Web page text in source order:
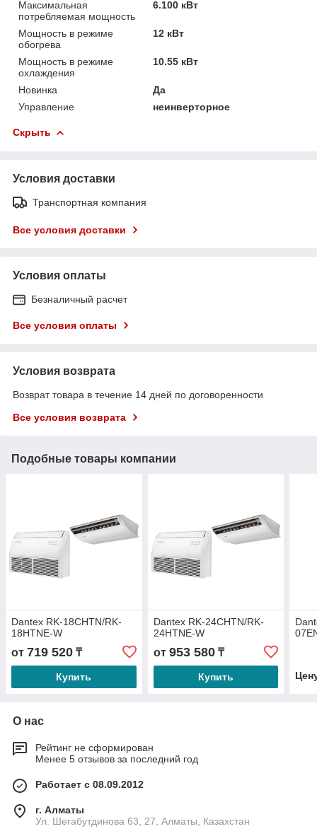
Максимальная
потребляемая мощность
6.100 кВт
Мощность в режиме
обогрева
12 кВт
Мощность в режиме
охлаждения
10.55 кВт
Новинка
Да
Управление
неинверторное
Скрыть
Условия доставки
Транспортная компания
Все условия доставки
Условия оплаты
Безналичный расчет
Все условия оплаты
Условия возврата
Возврат товара в течение 14 дней по договоренности
Все условия возврата
Подобные товары компании
Dantex RK-18CHTN/RK-
18HTNE-W
от 719 520 ₸
Купить
Dantex RK-24CHTN/RK-
24HTNE-W
от 953 580₸
Купить
О нас
Рейтинг не сформирован
Менее 5 отзывов за последний год
Работает с 08.09.2012
г. Алматы
Ул. Шегабутдинова 63, 27, Алматы, Казахстан